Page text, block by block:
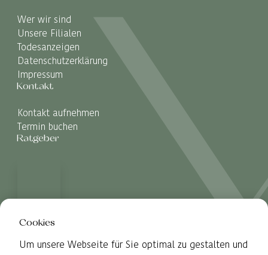
Wer wir sind
Unsere Filialen
Todesanzeigen
Datenschutzerklärung
Impressum
Kontakt
Kontakt aufnehmen
Termin buchen
Ratgeber
Cookies
Um unsere Webseite für Sie optimal zu gestalten und